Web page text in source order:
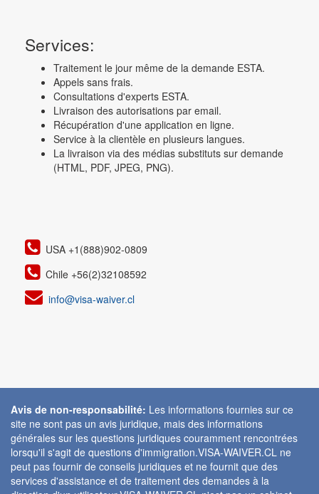
Services:
Traitement le jour même de la demande ESTA.
Appels sans frais.
Consultations d'experts ESTA.
Livraison des autorisations par email.
Récupération d'une application en ligne.
Service à la clientèle en plusieurs langues.
La livraison via des médias substituts sur demande
(HTML, PDF, JPEG, PNG).
USA +1(888)902-0809
Chile +56(2)32108592
info@visa-waiver.cl
Avis de non-responsabilité: Les informations fournies sur ce
site ne sont pas un avis juridique, mais des informations
générales sur les questions juridiques couramment rencontrées
lorsqu'il s'agit de questions d'immigration.VISA-WAIVER.CL ne
peut pas fournir de conseils juridiques et ne fournit que des
services d'assistance et de traitement des demandes à la